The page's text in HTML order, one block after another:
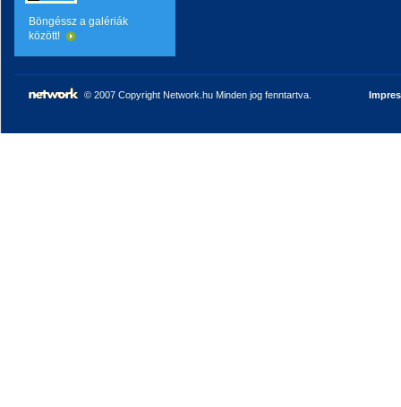
Böngéssz a galériák
között!
© 2007 Copyright Network.hu Minden jog fenntartva.